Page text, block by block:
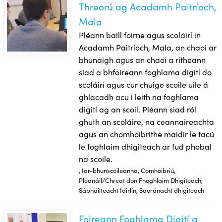
Threorú ag Acadamh Paitríoch,
Mala
Pléann baill foirne agus scoláirí in
Acadamh Paitríoch, Mala, an chaoi ar
bhunaigh agus an chaoi a ritheann
siad a bhfoireann foghlama digití do
scoláirí agus cur chuige scoile uile á
ghlacadh acu i leith na foghlama
digití ag an scoil. Pléann siad ról
ghuth an scoláire, na ceannaireachta
agus an chomhoibrithe maidir le tacú
le foghlaim dhigiteach ar fud phobal
na scoile.
, Iar-bhunscoileanna, Comhoibriú,
Pleanáil/Chreat don Fhoghlaim Dhigiteach,
Sábháilteacht Idirlín, Saoránacht dhigiteach
Foireann Foghlama Digití a Bhunú ag Scoil Chaitríona
Foireann Foghlama Digití a